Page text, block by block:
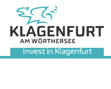
Invest in Klagenfurt
Sie sind hier: